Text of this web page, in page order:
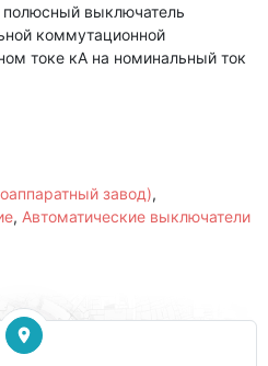
полюсный выключатель
коммутационной
токе кА на номинальный ток
завод),
, Автоматические выключатели